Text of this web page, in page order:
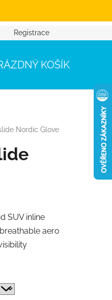
Registrace
KOŠÍK
Nordic Glove
SUV inline
aero